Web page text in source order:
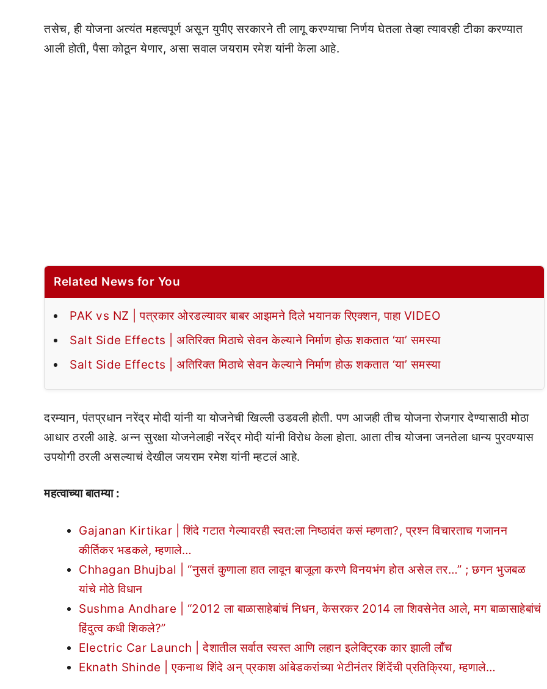
तसेच, ही योजना अत्यंत महत्वपूर्ण असून युपीए सरकारने ती लागू करण्याचा निर्णय घेतला तेव्हा त्यावरही टीका करण्यात
आली होती, पैसा कोठून येणार, असा सवाल जयराम रमेश यांनी केला आहे.
Related News for You
PAK vs NZ | पत्रकार ओरडल्यावर बाबर आझमने दिले भयानक रिएक्शन, पाहा VIDEO
Salt Side Effects | अतिरिक्त मिठाचे सेवन केल्याने निर्माण होऊ शकतात ‘या’ समस्या
Salt Side Effects | अतिरिक्त मिठाचे सेवन केल्याने निर्माण होऊ शकतात ‘या’ समस्या
दरम्यान, पंतप्रधान नरेंद्र मोदी यांनी या योजनेची खिल्ली उडवली होती. पण आजही तीच योजना रोजगार देण्यासाठी मोठा
आधार ठरली आहे. अन्न सुरक्षा योजनेलाही नरेंद्र मोदी यांनी विरोध केला होता. आता तीच योजना जनतेला धान्य पुरवण्यास
उपयोगी ठरली असल्याचं देखील जयराम रमेश यांनी म्हटलं आहे.
महत्वाच्या बातम्या :
Gajanan Kirtikar | शिंदे गटात गेल्यावरही स्वत:ला निष्ठावंत कसं म्हणता?, प्रश्न विचारताच गजानन
कीर्तिकर भडकले, म्हणाले…
Chhagan Bhujbal | “नुसतं कुणाला हात लावून बाजूला करणे विनयभंग होत असेल तर…” ; छगन भुजबळ
यांचे मोठे विधान
Sushma Andhare | “2012 ला बाळासाहेबांचं निधन, केसरकर 2014 ला शिवसेनेत आले, मग बाळासाहेबांचं
हिंदुत्व कधी शिकले?”
Electric Car Launch | देशातील सर्वात स्वस्त आणि लहान इलेक्ट्रिक कार झाली लाँच
Eknath Shinde | एकनाथ शिंदे अन् प्रकाश आंबेडकरांच्या भेटीनंतर शिंदेंची प्रतिक्रिया, म्हणाले…